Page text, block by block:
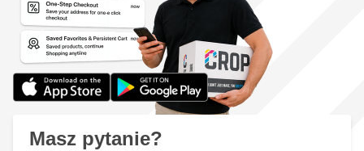
Masz pytanie?